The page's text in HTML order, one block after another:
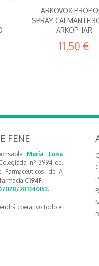
ARKOVOX
SPRAY CALMANTE
ARKOPHAR
11,50 €
FENE
María Luisa
nº 2994 del
Farmaceuticos de A
C194F.
/981340153.
operativo todo el